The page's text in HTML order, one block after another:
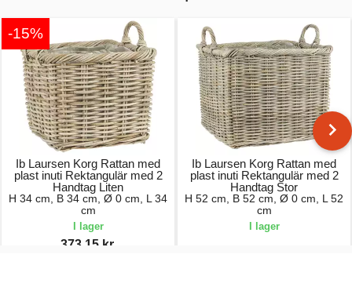
-15%
Ib Laursen Korg Rattan med
plast inuti Rektangulär med 2
Handtag Liten
H 34 cm, B 34 cm, Ø 0 cm, L 34
cm
I lager
373,15 kr.
Ib Laursen Korg Rattan med
plast inuti Rektangulär med 2
Handtag Stor
H 52 cm, B 52 cm, Ø 0 cm, L 52
cm
I lager